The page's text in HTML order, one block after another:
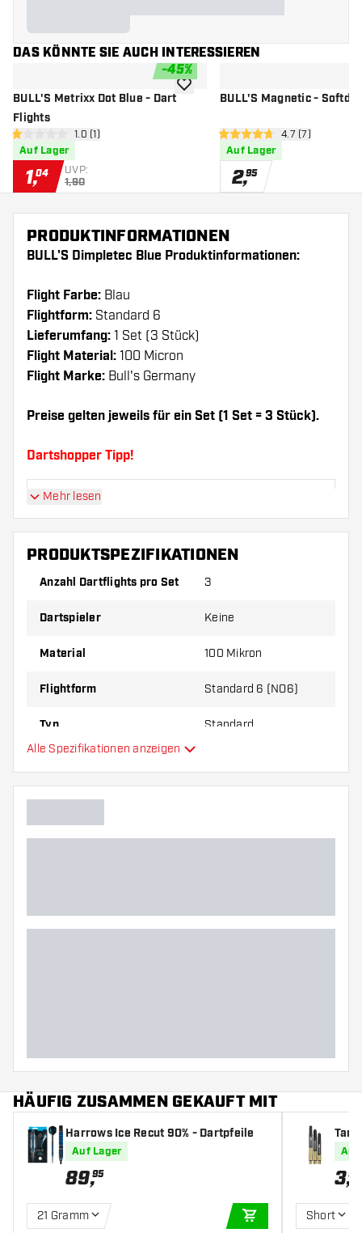
DAS KÖNNTE SIE AUCH INTERESSIEREN
-45%
BULL'S Metrixx Dot Blue - Dart
Flights
Bewertungsbereich öffnen
1 Bewertungssterne
1.0 (1)
Auf Lager
1,04 UVP:
1,90
Zur Wunschliste hinzufügen
BULL'S Magnetic -
4.7 Bewertungssterne
4.7 (7)
Auf Lager
2,95
PRODUKTINFORMATIONEN
BULL'S Dimpletec Blue Produktinformationen:
Flight Farbe: Blau
Flightform: Standard 6
Lieferumfang: 1 Set (3 Stück)
Flight Material: 100 Micron
Flight Marke: Bull's Germany
Preise gelten jeweils für ein Set (1 Set = 3 Stück).
Dartshopper Tipp!
Sorgen Sie für genügend Ersatz Flights und
Shafts. Diese können sich durch Gebrauch
Probieren Sie eine andere Form, ein anderes
um herauszufinden, welche Variante am besten
zu Ihnen passt!
Mehr lesen
PRODUKTSPEZIFIKATIONEN
Anzahl Dartflights pro Set 3
Dartspieler Keine
Material 100 Mikron
Flightform Standard 6 (NO6)
Typ Standard
Hauptfarbe
Alle Spezifikationen anzeigen
HÄUFIG ZUSAMMEN GEKAUFT MIT
Harrows Ice Recut 90% - Dartpfeile
Auf Lager
89,95
21 Gramm
IN DEN
fts
Auf
3,95
Short